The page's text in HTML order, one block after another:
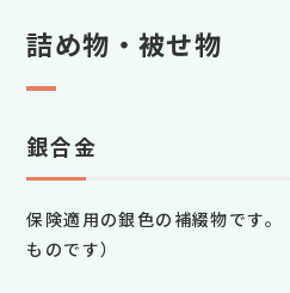
詰め物・被せ物
銀合金
保険適用の銀色の補綴物です。
ものです）